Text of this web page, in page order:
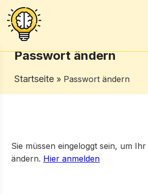
Passwort ändern
Startseite » Passwort ändern
Sie müssen eingeloggt sein, um
ändern. Hier anmelden